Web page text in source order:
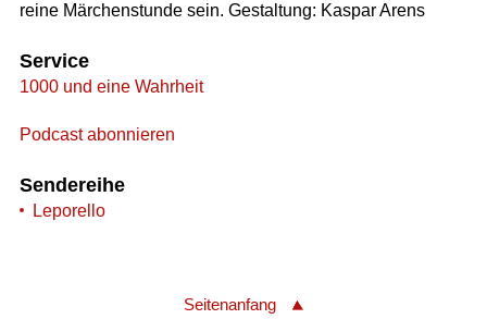
reine Märchenstunde sein. Gestaltung: Kaspar Arens
Service
1000 und eine Wahrheit
Podcast abonnieren
Sendereihe
Leporello
Seitenanfang